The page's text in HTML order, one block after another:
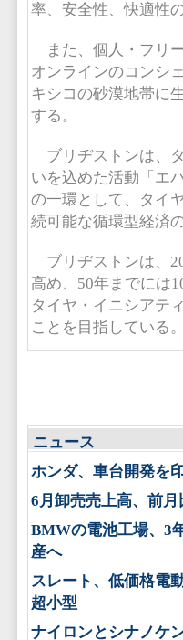
率、安全性、快適性
また、個人・フリ
オンラインのコンシ
キシコの砂漠地帯に
する。
ブリヂストンは、
いを込めた活動「エ
の一環として、タイ
続可能な循環型経済
ブリヂストンは、
高め、50年までには
タイヤ・イニシアテ
ことを目指している。
ニュース
ホンダ、車台開発を
6月卸売売上高、前
BMWの電池工場、3
産へ
スレート、低価格電
超小型
ナイロンとシナノケ